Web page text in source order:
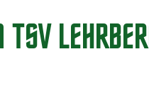
LEHRBERG